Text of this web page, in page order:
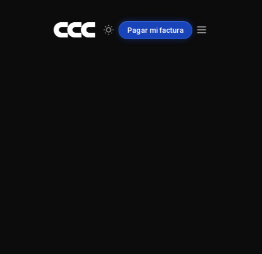
Pagarmifactura